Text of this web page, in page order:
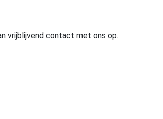
vrijblijvend contact met ons op.